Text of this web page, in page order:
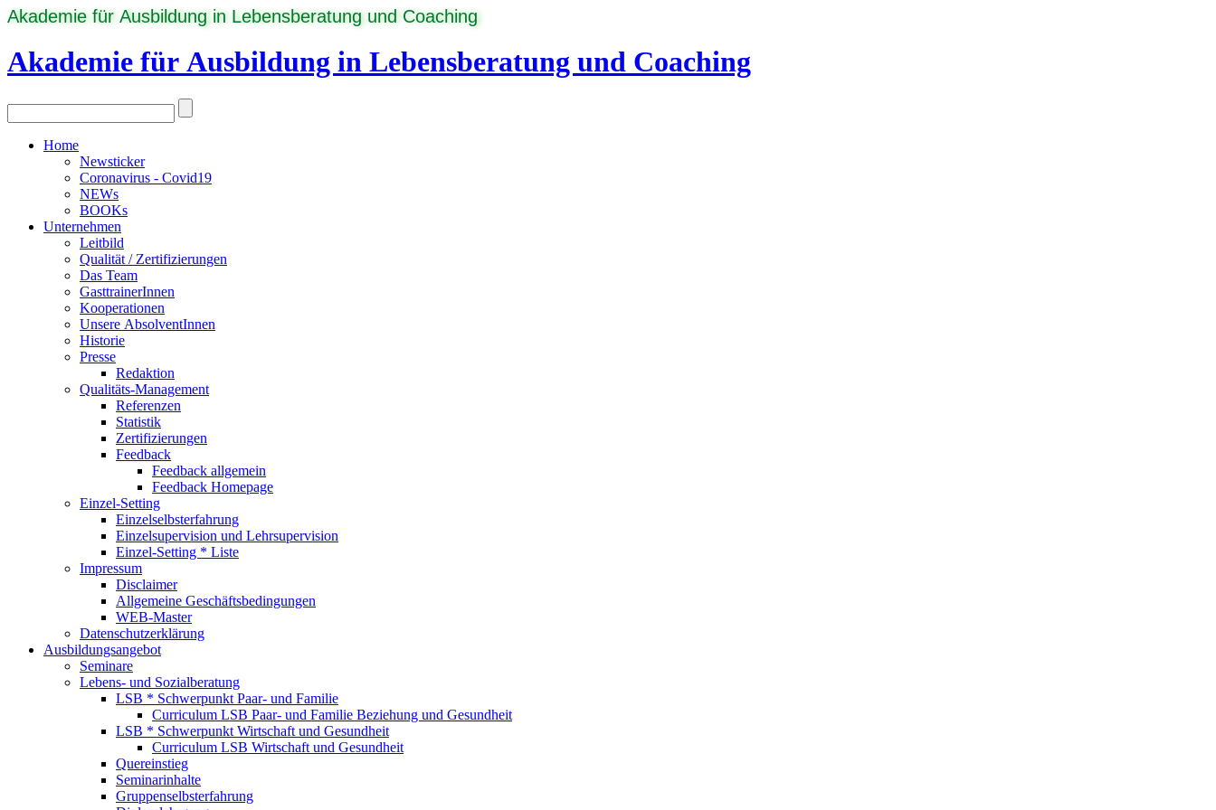
Akademie für Ausbildung in Lebensberatung und Coaching
Akademie für Ausbildung in Lebensberatung und Coaching
Home
Newsticker
Coronavirus - Covid19
NEWs
BOOKs
Unternehmen
Leitbild
Qualität / Zertifizierungen
Das Team
GasttrainerInnen
Kooperationen
Unsere AbsolventInnen
Historie
Presse
Redaktion
Qualitäts-Management
Referenzen
Statistik
Zertifizierungen
Feedback
Feedback allgemein
Feedback Homepage
Einzel-Setting
Einzelselbsterfahrung
Einzelsupervision und Lehrsupervision
Einzel-Setting * Liste
Impressum
Disclaimer
Allgemeine Geschäftsbedingungen
WEB-Master
Datenschutzerklärung
Ausbildungsangebot
Seminare
Lebens- und Sozialberatung
LSB * Schwerpunkt Paar- und Familie
Curriculum LSB Paar- und Familie Beziehung und Gesundheit
LSB * Schwerpunkt Wirtschaft und Gesundheit
Curriculum LSB Wirtschaft und Gesundheit
Quereinstieg
Seminarinhalte
Gruppenselbsterfahrung